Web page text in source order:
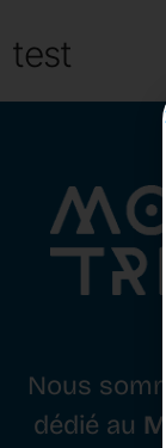
test
Nous
dédié au